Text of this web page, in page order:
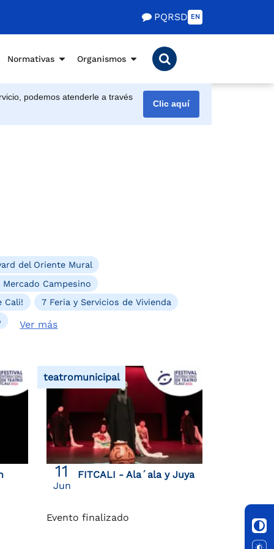
PQRSD EN
Normativas Organismos
podemos atenderle a través
Clic aquí
del Oriente Mural
Mercado Campesino
Cali!
7 Feria y Servicios de Vivienda
Ver más
teatromunicipal
11
Jun
FITCALI - Ala´ala y Juya
Evento finalizado